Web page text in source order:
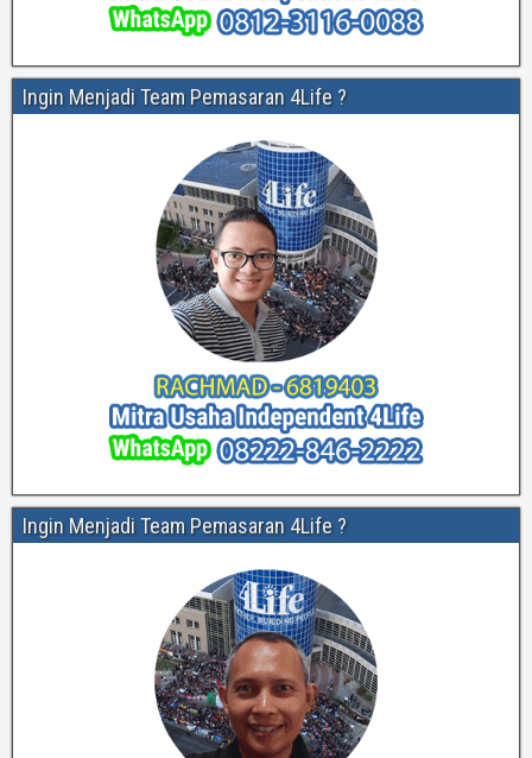
Ingin Menjadi Team Pemasaran 4Life ?
Ingin Menjadi Team Pemasaran 4Life ?